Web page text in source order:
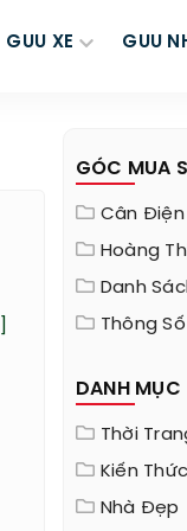
GUU XE GUU
GÓC MUA
Cân Điện
Hoàng
Danh
Thông
DANH MỤC
Thời
Kiến Thức
Nhà Đẹp